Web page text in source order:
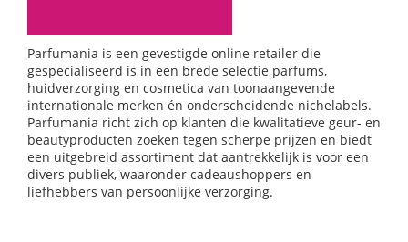
Parfumania is een gevestigde online retailer die
gespecialiseerd is in een brede selectie parfums,
huidverzorging en cosmetica van toonaangevende
internationale merken én onderscheidende nichelabels.
Parfumania richt zich op klanten die kwalitatieve geur- en
beautyproducten zoeken tegen scherpe prijzen en biedt
een uitgebreid assortiment dat aantrekkelijk is voor een
divers publiek, waaronder cadeaushoppers en
liefhebbers van persoonlijke verzorging.